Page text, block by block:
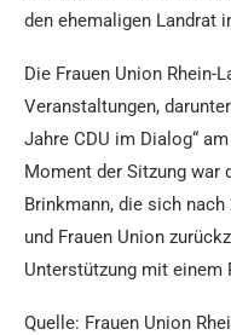
den ehemaligen Landrat
Die Frauen Union Rhein-
Veranstaltungen,
Jahre CDU im Dialog“
Moment der Sitzung war
Brinkmann, die sich
und Frauen Union
Unterstützung mit einem
Quelle: Frauen Union